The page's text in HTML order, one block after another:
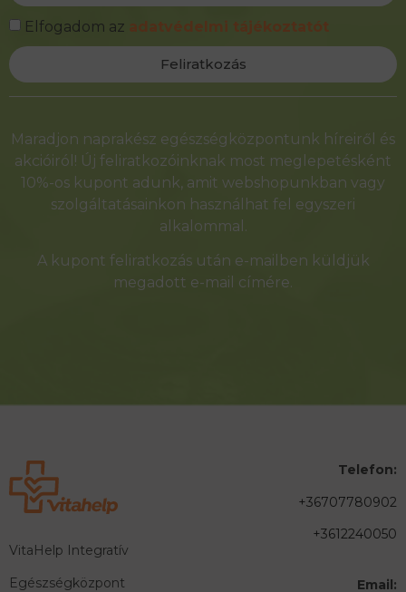
Elfogadom az adatvédelmi tájékoztatót
Feliratkozás
Alternative:
Maradjon naprakész egészségközpontunk híreiről és
akcióiról! Új feliratkozóinknak most meglepetésként
10%-os kupont adunk, amit webshopunkban vagy
szolgáltatásainkon használhat fel egyszeri
alkalommal.
A kupont feliratkozás után e-mailben küldjük
megadott e-mail címére.
VitaHelp Integratív
Egészségközpont
Telefon:
+36707780902
+3612240050
Email: